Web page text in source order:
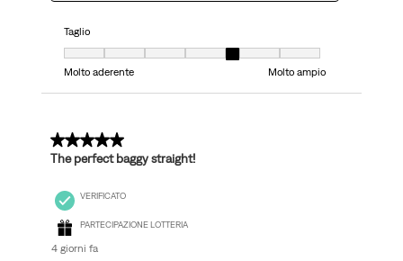
Taglio
Taglio, 5 su 7, dove 1 è uguale a Molto aderente e 7 è uguale a Molto
Molto aderente
Molto ampio
5 su 5 stelle.
The perfect baggy straight!
VERIFICATO
PARTECIPAZIONE LOTTERIA
4 giorni fa